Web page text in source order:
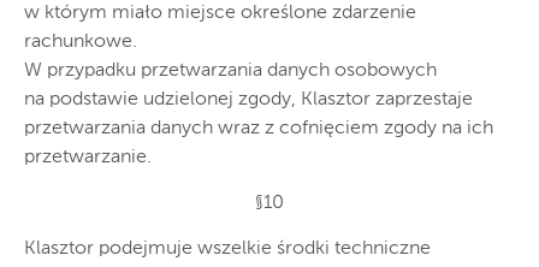
w którym miało miejsce określone zdarzenie
rachunkowe.
W przypadku przetwarzania danych osobowych
na podstawie udzielonej zgody, Klasztor zaprzestaje
przetwarzania danych wraz z cofnięciem zgody na ich
przetwarzanie.
§10
Klasztor podejmuje wszelkie środki techniczne